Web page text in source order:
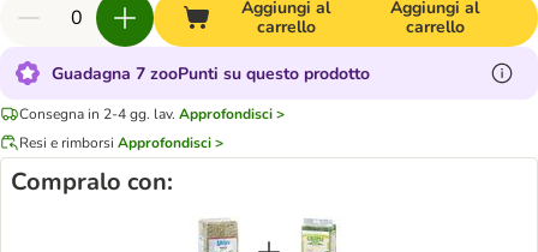
Aggiungi al
carrello
Aggiungi al
carrello
Guadagna 7 zooPunti su questo prodotto
Consegna in 2-4 gg. lav. Approfondisci >
Resi e rimborsi Approfondisci >
Compralo con: